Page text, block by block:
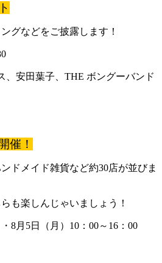
グなどをご披露します！
、安田葉子、THE ボングーバンド
催！
ドメイド雑貨など約30店が並びま
も楽しんじゃいましょう！
8月5日（月）10：00～16：00